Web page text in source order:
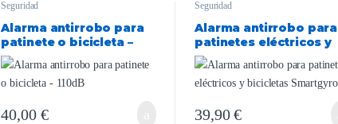
Seguridad
Alarma antirrobo para
patinete o bicicleta –
110dB
40,00 €
Seguridad
Alarma antirrobo para
patinetes eléctricos y
bicicletas Smartgyro
39,90€